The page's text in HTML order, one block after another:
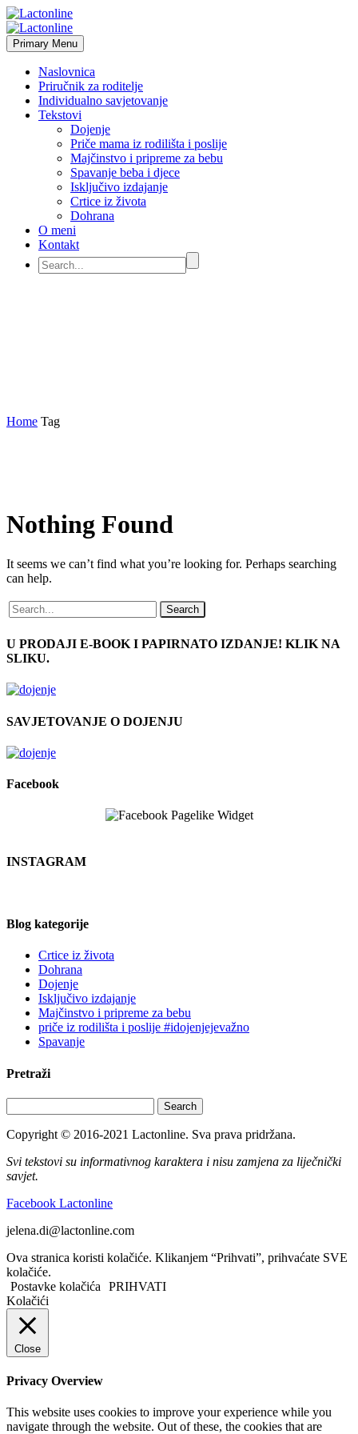
Primary Menu
Naslovnica
Priručnik za roditelje
Individualno savjetovanje
Tekstovi
Dojenje
Priče mama iz rodilišta i poslije
Majčinstvo i pripreme za bebu
Spavanje beba i djece
Isključivo izdajanje
Crtice iz života
Dohrana
O meni
Kontakt
Home Tag
Nothing Found
It seems we can’t find what you’re looking for. Perhaps searching
can help.
Search
U PRODAJI E-BOOK I PAPIRNATO IZDANJE! KLIK NA
SLIKU.
SAVJETOVANJE O DOJENJU
Facebook
INSTAGRAM
Blog kategorije
Crtice iz života
Dohrana
Dojenje
Isključivo izdajanje
Majčinstvo i pripreme za bebu
priče iz rodilišta i poslije #idojenjejevažno
Spavanje
Pretraži
Search
Copyright © 2016-2021 Lactonline. Sva prava pridržana.
Svi tekstovi su informativnog karaktera i nisu zamjena za liječnički
savjet.
Facebook Lactonline
jelena.di@lactonline.com
Ova stranica koristi kolačiće. Klikanjem “Prihvati”, prihvaćate SVE
kolačiće.
Postavke kolačića
PRIHVATI
Kolačići
Close
Privacy Overview
This website uses cookies to improve your experience while you
navigate through the website. Out of these, the cookies that are